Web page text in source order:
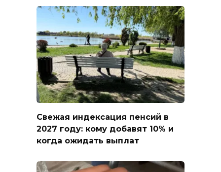
Свежая индексация пенсий в
2027 году: кому добавят 10% и
когда ожидать выплат